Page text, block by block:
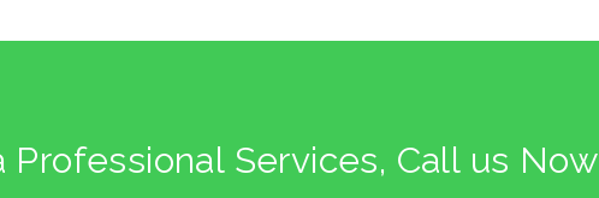
Professional Services, Call us Now